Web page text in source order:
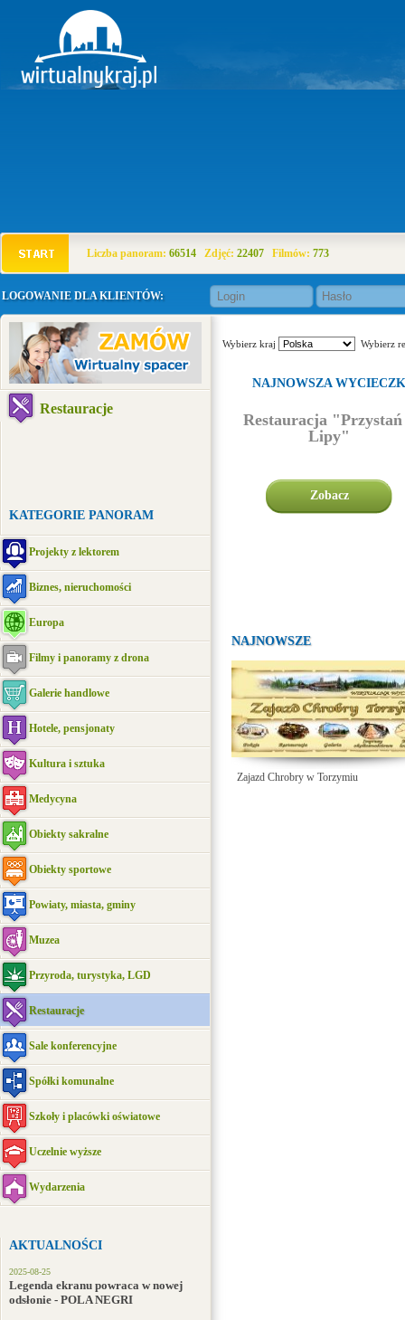
Liczba panoram: 66514 Zdjęć: 22407 Filmów: 773
LOGOWANIE DLA KLIENTÓW:
Restauracje
KATEGORIE PANORAM
Projekty z lektorem
Biznes, nieruchomości
Europa
Filmy i panoramy z drona
Galerie handlowe
Hotele, pensjonaty
Kultura i sztuka
Medycyna
Obiekty sakralne
Obiekty sportowe
Powiaty, miasta, gminy
Muzea
Przyroda, turystyka, LGD
Restauracje
Sale konferencyjne
Spółki komunalne
Szkoły i placówki oświatowe
Uczelnie wyższe
Wydarzenia
AKTUALNOŚCI
2025-08-25
Legenda ekranu powraca w nowej
odsłonie - POLA NEGRI
Wybierz kraj Wybierz
NAJNOWSZA
Restauracja
Lipy"
Zobacz
NAJNOWSZE
Zajazd Chrobry w Torzymiu